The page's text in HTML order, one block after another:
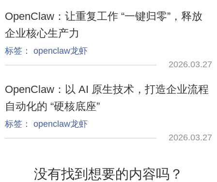
OpenClaw：让重复工作 “一键归零”，释放
企业核心生产力
标签： openclaw龙虾
2026.03.27
OpenClaw：以 AI 原生技术，打造企业流程
自动化的 “硬核底座”
标签： openclaw龙虾
2026.03.27
没有找到想要的内容吗？